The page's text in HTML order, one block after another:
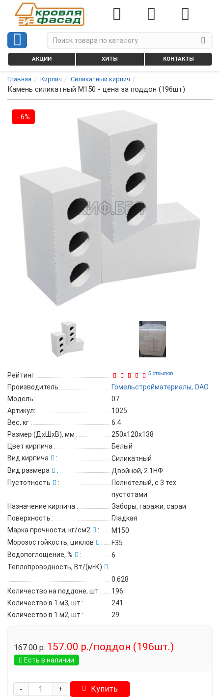
АКЦИИ ХИТЫ КОНТАКТЫ
Главная Кирпич Силикатный кирпич
Камень силикатный М150 - цена за поддон (196шт)
- 6%
Рейтинг: 5 отзывов
Производитель:
Гомельстройматериалы, ОАО
Модель:
07
Артикул:
1025
Вес, кг :
6.4
Размер (ДхШхВ), мм :
250х120х138
Цвет кирпича :
Белый
Вид кирпича
:
Силикатный
Вид размера
:
Двойной, 2.1НФ
Пустотность
:
Полнотелый, с 3 тех.
пустотами
Назначение кирпича :
Заборы, гаражи, сараи
Поверхность :
Гладкая
Марка прочности, кг/см2
:
М150
Морозостойкость, циклов
:
F35
Водопоглощение, %
:
6
Теплопроводность, Вт/(м•К)
:
0.628
Количество на поддоне, шт :
196
Количество в 1 м3, шт :
241
Количество в 1 м2, шт : 29
167.00 р. 157.00 р./поддон (196шт.)
Есть в наличии
+
- Купить